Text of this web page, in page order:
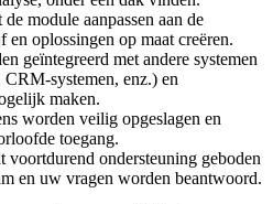
module aanpassen aan de
oplossingen op maat creëren.
geïntegreerd met andere systemen
systemen, enz.) en
maken.
worden veilig opgeslagen en
toegang.
ondersteuning geboden
en uw vragen worden beantwoord.